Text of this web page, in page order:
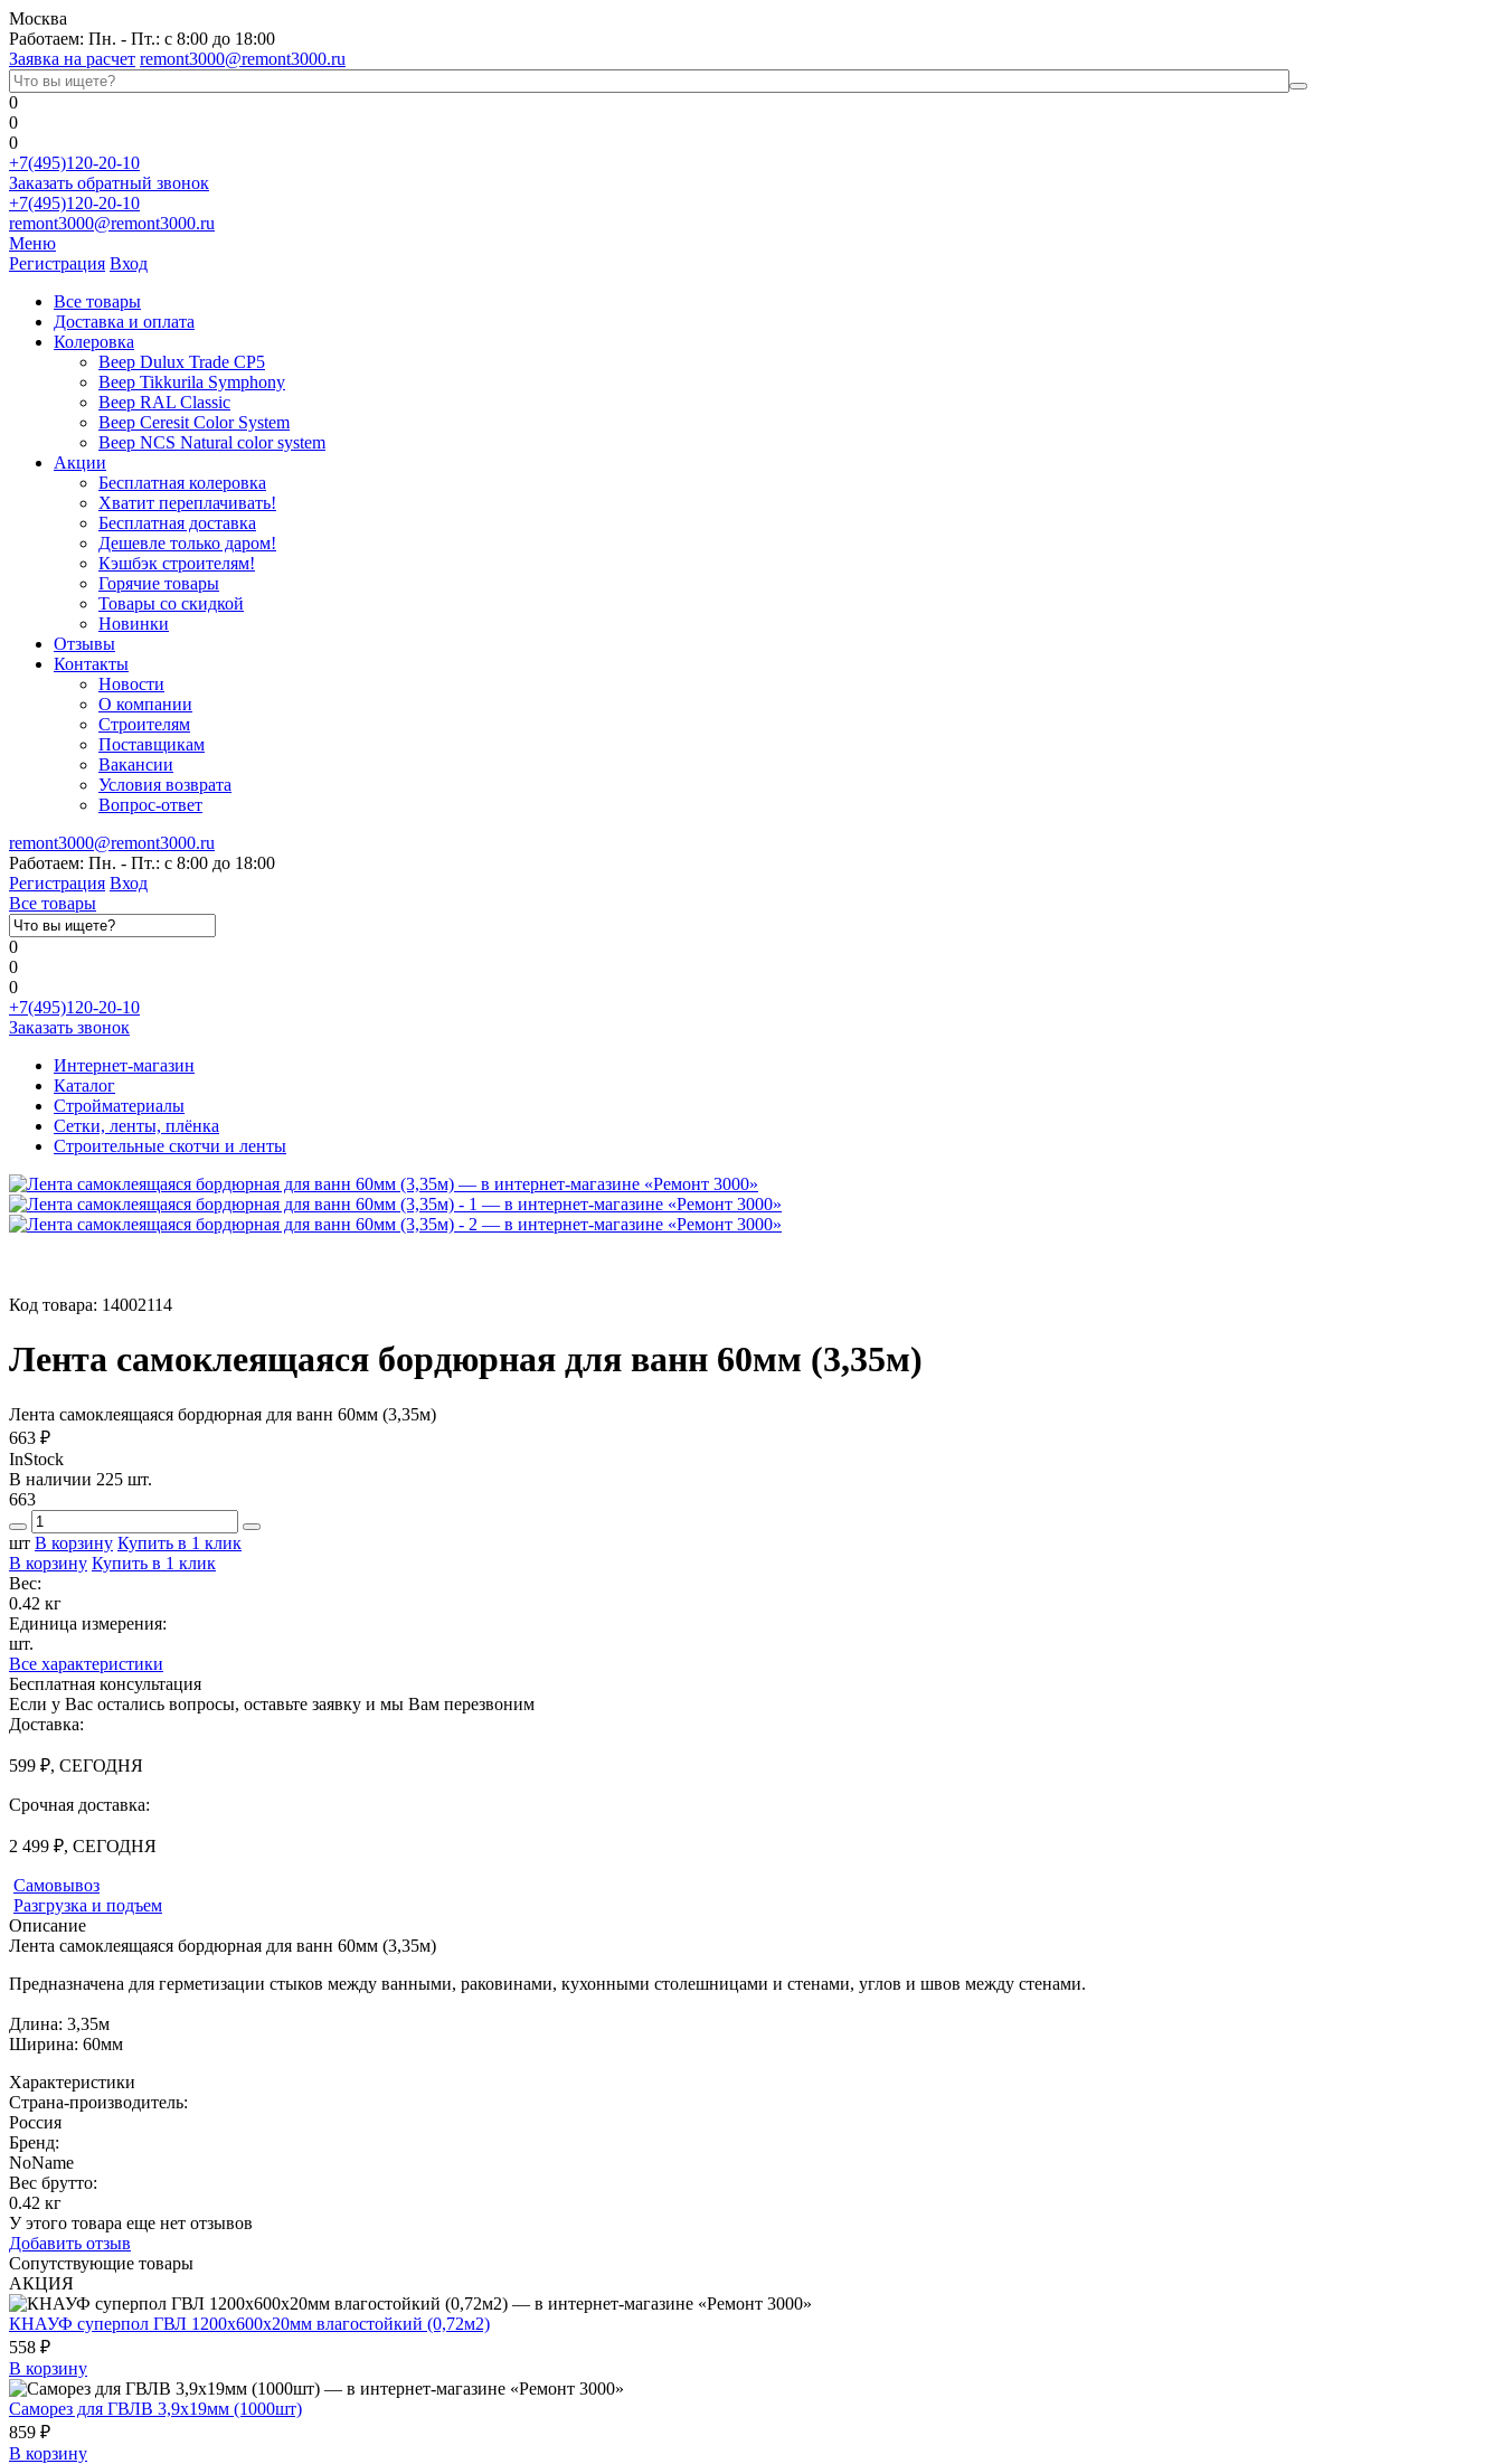
Москва
Работаем: Пн. - Пт.: с 8:00 до 18:00
Заявка на расчет remont3000@remont3000.ru
0
0
0
+7(495)120-20-10
Заказать обратный звонок
+7(495)120-20-10
remont3000@remont3000.ru
Меню
Регистрация Вход
Все товары
Доставка и оплата
Колеровка
Веер Dulux Trade CP5
Веер Tikkurila Symphony
Веер RAL Classic
Веер Ceresit Color System
Веер NCS Natural color system
Акции
Бесплатная колеровка
Хватит переплачивать!
Бесплатная доставка
Дешевле только даром!
Кэшбэк строителям!
Горячие товары
Товары со скидкой
Новинки
Отзывы
Контакты
Новости
О компании
Строителям
Поставщикам
Вакансии
Условия возврата
Вопрос-ответ
remont3000@remont3000.ru
Работаем: Пн. - Пт.: с 8:00 до 18:00
Регистрация Вход
Все товары
0
0
0
+7(495)120-20-10
Заказать звонок
Интернет-магазин
Каталог
Стройматериалы
Сетки, ленты, плёнка
Строительные скотчи и ленты
Код товара: 14002114
Лента самоклеящаяся бордюрная для ванн 60мм (3,35м)
Лента самоклеящаяся бордюрная для ванн 60мм (3,35м)
663 ₽
InStock
В наличии 225 шт.
663
шт В корзину Купить в 1 клик
В корзину Купить в 1 клик
Вес:
0.42 кг
Единица измерения:
шт.
Все характеристики
Бесплатная консультация
Если у Вас остались вопросы, оставьте заявку и мы Вам перезвоним
Доставка:
599 ₽, СЕГОДНЯ
Срочная доставка:
2 499 ₽, СЕГОДНЯ
Самовывоз
Разгрузка и подъем
Описание
Лента самоклеящаяся бордюрная для ванн 60мм (3,35м)
Предназначена для герметизации стыков между ванными, раковинами, кухонными столешницами и стенами, углов и швов между стенами.
Длина: 3,35м
Ширина: 60мм
Характеристики
Страна-производитель:
Россия
Бренд:
NoName
Вес брутто:
0.42 кг
У этого товара еще нет отзывов
Добавить отзыв
Сопутствующие товары
АКЦИЯ
КНАУФ суперпол ГВЛ 1200х600х20мм влагостойкий (0,72м2)
558 ₽
В корзину
Саморез для ГВЛВ 3,9х19мм (1000шт)
859 ₽
В корзину